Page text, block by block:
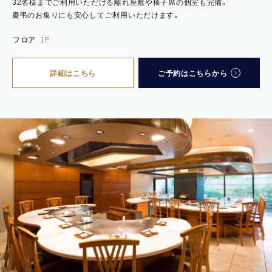
慶弔のお集りにも安心してご利用いただけます。
フロア 1F
詳細はこちら ご予約はこちらから